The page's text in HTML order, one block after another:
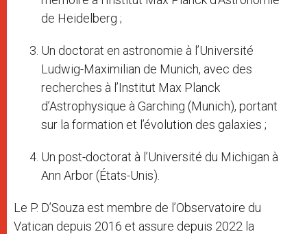
de Heidelberg ;
Un doctorat en astronomie à l’Université
Ludwig-Maximilian de Munich, avec des
recherches à l’Institut Max Planck
d’Astrophysique à Garching (Munich), portant
sur la formation et l’évolution des galaxies ;
Un post-doctorat à l’Université du Michigan à
Ann Arbor (États-Unis).
Le P. D’Souza est membre de l’Observatoire du
Vatican depuis 2016 et assure depuis 2022 la